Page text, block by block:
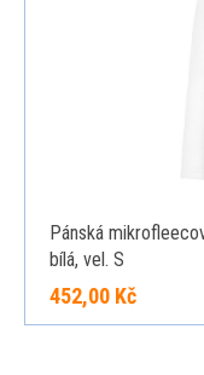
Pánská
bílá, vel. S
452,00 Kč